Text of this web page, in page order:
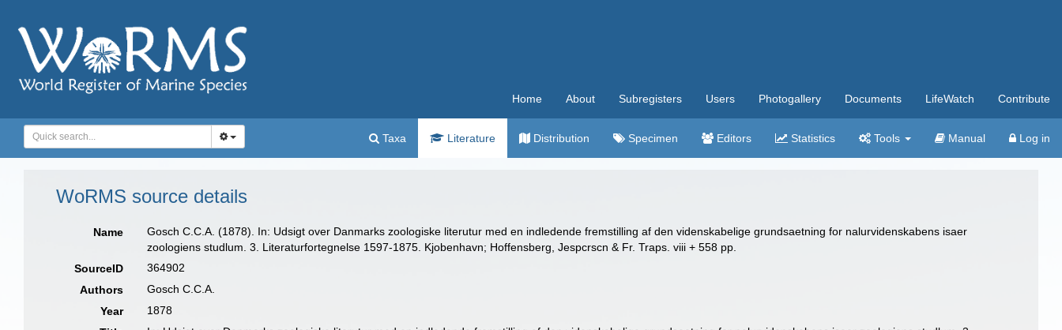
Home About Subregisters Users Photogallery Documents LifeWatch Contribute
Taxa Literature Distribution Specimen Editors Statistics Tools Manual Log in
WoRMS source details
Name
Gosch C.C.A. (1878). In: Udsigt over Danmarks zoologiske literutur med en indledende fremstilling af den videnskabelige grundsaetning for nalurvidenskabens isaer
zoologiens studlum. 3. Literaturfortegnelse 1597-1875. Kjobenhavn; Hoffensberg, Jespcrscn & Fr. Traps. viii + 558 pp.
SourceID
364902
Authors
Gosch C.C.A.
Year
1878